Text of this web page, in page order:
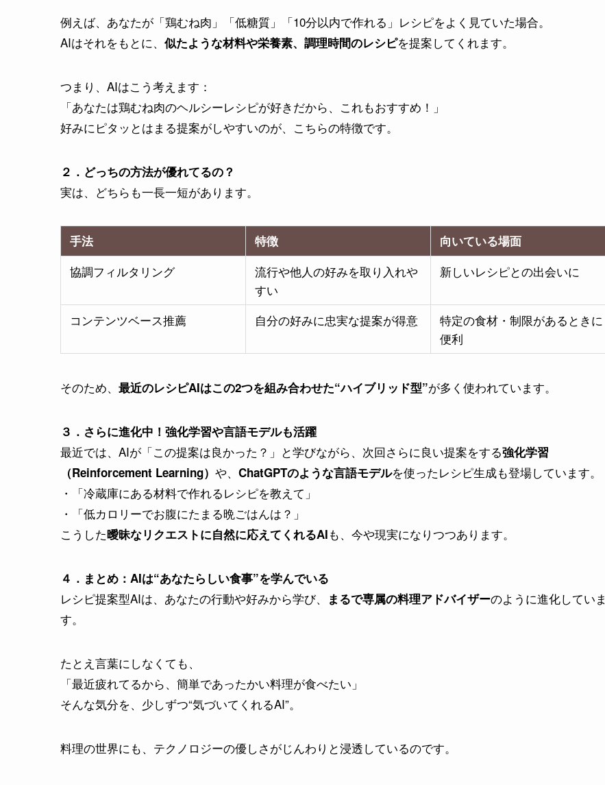
例えば、あなたが「鶏むね肉」「低糖質」「10分以内で作れる」レシピをよく見ていた場合。
AIはそれをもとに、 似たような材料や栄養素、調理時間のレシピを提案してくれます。
つまり、AIはこう考えます：
「あなたは鶏むね肉のヘルシーレシピが好きだから、これもおすすめ！」
好みにピタッとはまる提案がしやすいのが、こちらの特徴です。
２．どっちの方法が優れてるの？
実は、どちらも一長一短があります。
手法 特徴 向いている場面
協調フィルタリング
流行や他人の好みを取り入れや
すい
新しいレシピとの出会いに
コンテンツベース推薦 自分の好みに忠実な提案が得意
特定の食材・制限があるときに
便利
そのため、 最近のレシピAIはこの2つを組み合わせた“ハイブリッド型”が多く使われています。
３．さらに進化中！強化学習や言語モデルも活躍
最近では、AIが「この提案は良かった？」と学びながら、次回さらに良い提案をする強化学習
（Reinforcement Learning） や、 ChatGPTのような言語モデルを使ったレシピ生成も登場しています。
・「冷蔵庫にある材料で作れるレシピを教えて」
・「低カロリーでお腹にたまる晩ごはんは？」
こうした曖昧なリクエストに自然に応えてくれるAIも、今や現実になりつつあります。
４．まとめ：AIは“あなたらしい食事”を学んでいる
レシピ提案型AIは、あなたの行動や好みから学び、 まるで専属の料理アドバイザーのように進化していま
す。
たとえ言葉にしなくても、
「最近疲れてるから、簡単であったかい料理が食べたい」
そんな気分を、少しずつ“気づいてくれるAI”。
料理の世界にも、テクノロジーの優しさがじんわりと浸透しているのです。